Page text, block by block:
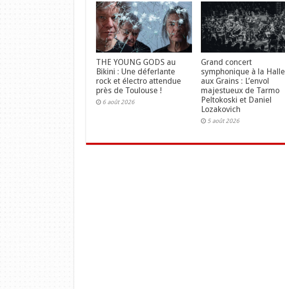
THE YOUNG GODS au
Bikini : Une déferlante
rock et électro attendue
près de Toulouse !
6 août 2026
Grand concert
symphonique à la Halle
aux Grains : L’envol
majestueux de Tarmo
Peltokoski et Daniel
Lozakovich
5 août 2026